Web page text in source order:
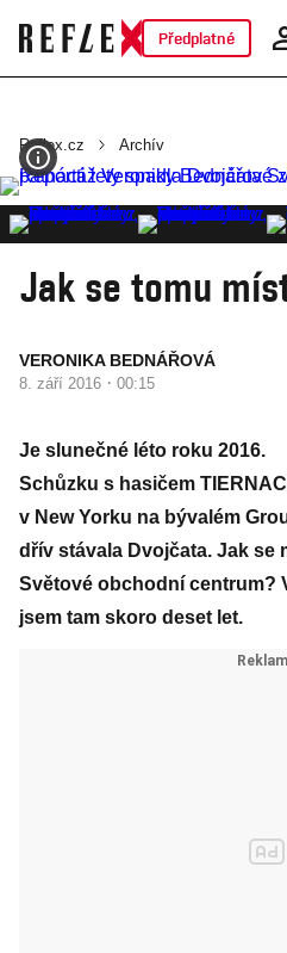
Předplatné
Reflex.cz Archív
Jak se tomu
VERONIKA BEDNÁŘOVÁ
8. září 2016 · 00:15
Je slunečné léto roku 2016.
Schůzku s hasičem
v New Yorku na bývalém
dřív stávala Dvojčata. Jak se
Světové obchodní centrum?
jsem tam skoro deset let.